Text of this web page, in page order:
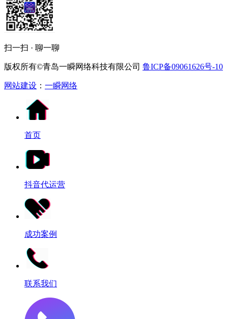
扫一扫 · 聊一聊
版权所有©青岛一瞬网络科技有限公司 鲁ICP备09061626号-10
网站建设 ： 一瞬网络
首页
抖音代运营
成功案例
联系我们